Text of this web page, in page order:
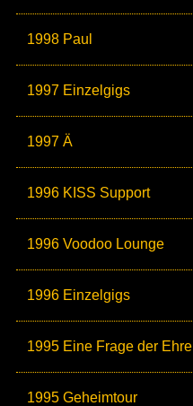
1998 Paul
1997 Einzelgigs
1997 Ä
1996 KISS Support
1996 Voodoo Lounge
1996 Einzelgigs
1995 Eine Frage der Ehre
1995 Geheimtour